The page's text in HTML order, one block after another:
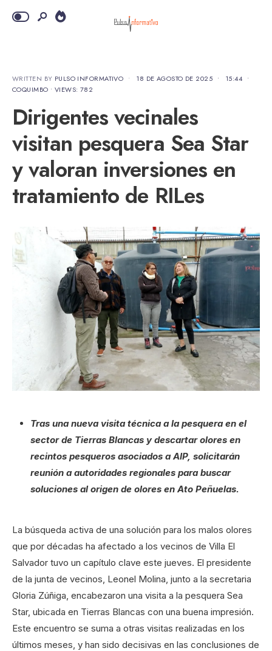
WRITTEN BY PULSO INFORMATIVO • 18 DE AGOSTO DE 2025 • 15:44 •
COQUIMBO • VIEWS: 782
Dirigentes vecinales
visitan pesquera Sea Star
y valoran inversiones en
tratamiento de RILes
Tras una nueva visita técnica a la pesquera en el
sector de Tierras Blancas y descartar olores en
recintos pesqueros asociados a AIP, solicitarán
reunión a autoridades regionales para buscar
soluciones al origen de olores en Ato Peñuelas.
La búsqueda activa de una solución para los malos olores
que por décadas ha afectado a los vecinos de Villa El
Salvador tuvo un capítulo clave este jueves. El presidente
de la junta de vecinos, Leonel Molina, junto a la secretaria
Gloria Zúñiga, encabezaron una visita a la pesquera Sea
Star, ubicada en Tierras Blancas con una buena impresión.
Este encuentro se suma a otras visitas realizadas en los
últimos meses, y han sido decisivas en las conclusiones de